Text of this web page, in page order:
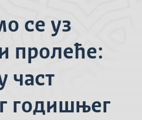
се уз
пролеће:
част
годишњег